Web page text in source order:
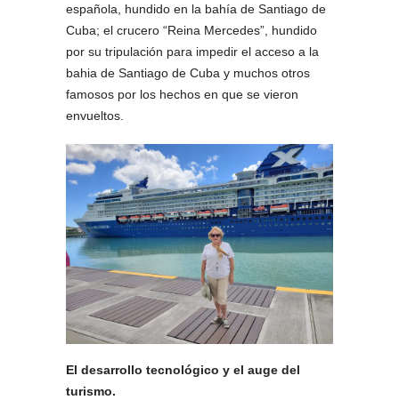
española, hundido en la bahía de Santiago de
Cuba; el crucero “Reina Mercedes”, hundido
por su tripulación para impedir el acceso a la
bahia de Santiago de Cuba y muchos otros
famosos por los hechos en que se vieron
envueltos.
El desarrollo tecnológico y el auge del
turismo.